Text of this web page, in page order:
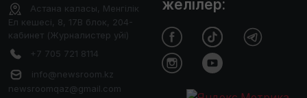
Астана каласы, Менгілік
Ел кешесі, 8, 17В блок, 204-
кабинет (Журналистер уйі)
+7 705 721 8114
info@newsroom.kz
newsroomqaz@gmail.com
желілер: